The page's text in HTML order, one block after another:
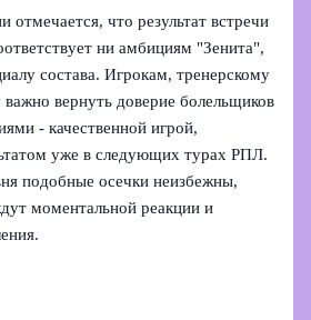
что результат встречи
ни амбициям "Зенита",
состава. Игрокам, тренерскому
вернуть доверие болельщиков
- качественной игрой,
уже в следующих турах РПЛ.
подобные осечки неизбежны,
моментальной реакции и